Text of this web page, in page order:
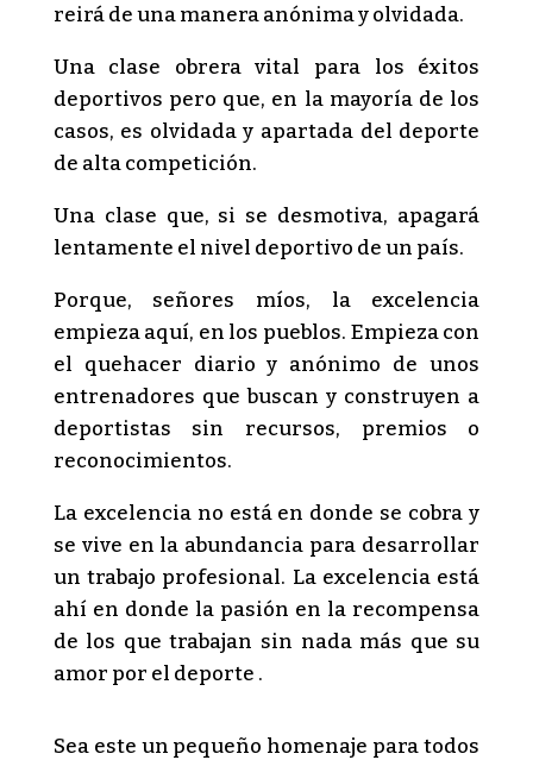
reirá de una manera anónima y olvidada.
Una clase obrera vital para los éxitos
deportivos pero que, en la mayoría de los
casos, es olvidada y apartada del deporte
de alta competición.
Una clase que, si se desmotiva, apagará
lentamente el nivel deportivo de un país.
Porque, señores míos, la excelencia
empieza aquí, en los pueblos. Empieza con
el quehacer diario y anónimo de unos
entrenadores que buscan y construyen a
deportistas sin recursos, premios o
reconocimientos.
La excelencia no está en donde se cobra y
se vive en la abundancia para desarrollar
un trabajo profesional. La excelencia está
ahí en donde la pasión en la recompensa
de los que trabajan sin nada más que su
amor por el deporte .
Sea este un pequeño homenaje para todos